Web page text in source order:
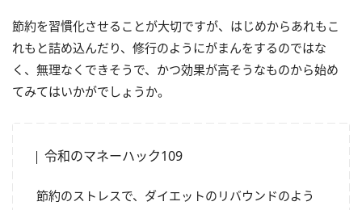
節約を習慣化させることが大切ですが、はじめからあれもこ
れもと詰め込んだり、修行のようにがまんをするのではな
く、無理なくできそうで、かつ効果が高そうなものから始め
てみてはいかがでしょうか。
令和のマネーハック109
節約のストレスで、ダイエットのリバウンドのよう